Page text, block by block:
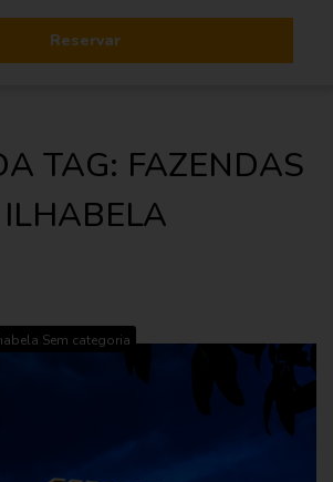
Reservar
TAG: FAZENDAS
ILHABELA
Sem categoria